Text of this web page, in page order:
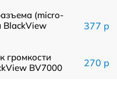
(micro-
BlackView
377 р
громкости
BV7000
270 р